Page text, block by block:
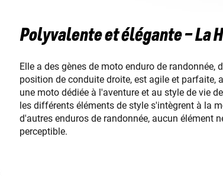
Polyvalente et élégante – La
Elle a des gènes de moto enduro de
position de conduite droite, est agile et parfaite,
une moto dédiée à l'aventure et au style de vie
les différents éléments de style s'intègrent à la
d'autres enduros de randonnée, aucun élément
perceptible.